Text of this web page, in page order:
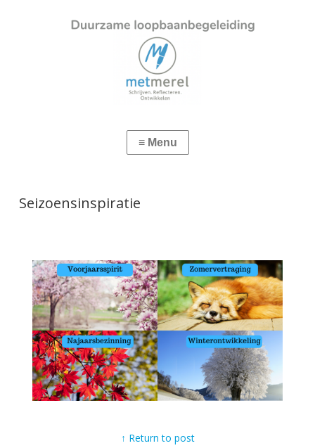
Seizoensinspiratie
↑ Return to post